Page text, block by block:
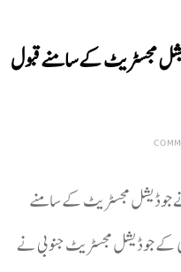
مجسٹریٹ کے سامنے قبول
جوڈیشل مجسٹریٹ کے سامنے
کے جوڈیشل مجسٹریٹ جنوبی نے